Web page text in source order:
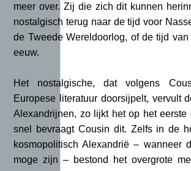
meer over. Zij die zich dit kunnen
nostalgisch terug naar de tijd voor
de Tweede Wereldoorlog, of de tijd
eeuw.
Het nostalgische, dat volgens
Europese literatuur doorsijpelt, vervult
Alexandrijnen, zo lijkt het op het eerste
snel bevraagt Cousin dit. Zelfs in de
kosmopolitisch Alexandrië – wanneer
moge zijn – bestond het overgrote